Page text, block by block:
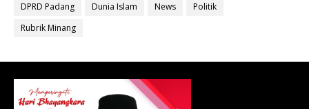
DPRD Padang Dunia Islam News
Politik
Rubrik Minang